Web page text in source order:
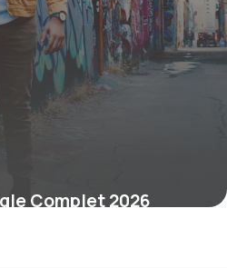
Complet 2026